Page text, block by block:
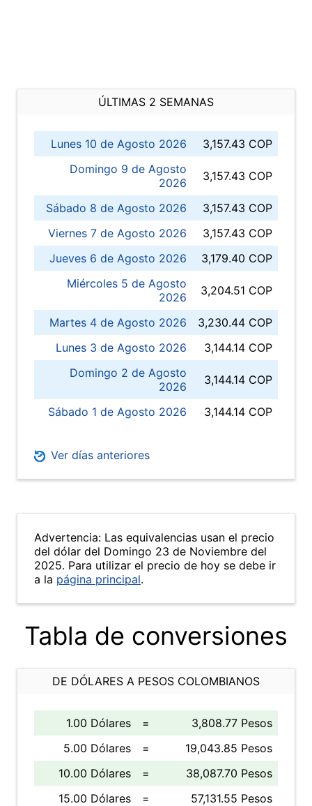
ÚLTIMAS 2 SEMANAS
Lunes 10 de Agosto 2026
3,157.43 COP
Domingo 9 de Agosto
2026
3,157.43 COP
Sábado 8 de Agosto 2026
3,157.43 COP
Viernes 7 de Agosto 2026
3,157.43 COP
Jueves 6 de Agosto 2026
3,179.40 COP
Miércoles 5 de Agosto
2026
3,204.51 COP
Martes 4 de Agosto 2026
3,230.44 COP
Lunes 3 de Agosto 2026
3,144.14 COP
Domingo 2 de Agosto
2026
3,144.14 COP
Sábado 1 de Agosto 2026 3,144.14 COP
Ver días anteriores
Advertencia: Las equivalencias usan el precio
del dólar del Domingo 23 de Noviembre del
2025. Para utilizar el precio de hoy se debe ir
a la página principal.
Tabla de conversiones
DE DÓLARES A PESOS COLOMBIANOS
1.00 Dólares =
3,808.77 Pesos
5.00 Dólares
=
19,043.85 Pesos
10.00 Dólares
=
38,087.70 Pesos
15.00 Dólares
=
57,131.55 Pesos